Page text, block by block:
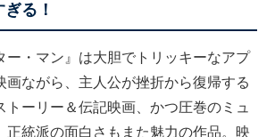
る！
ー・マン』は大胆でトリッキーなアプ
画ながら、主人公が挫折から復帰する
トーリー＆伝記映画、かつ圧巻のミュ
正統派の面白さもまた魅力の作品。映